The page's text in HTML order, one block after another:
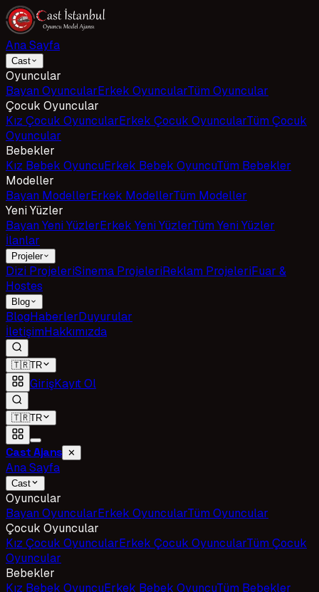
Ana Sayfa
Cast
Oyuncular
Bayan OyuncularErkek OyuncularTüm Oyuncular
Çocuk Oyuncular
Kız Çocuk OyuncularErkek Çocuk OyuncularTüm Çocuk
Oyuncular
Bebekler
Kız Bebek OyuncuErkek Bebek OyuncuTüm Bebekler
Modeller
Bayan ModellerErkek ModellerTüm Modeller
Yeni Yüzler
Bayan Yeni YüzlerErkek Yeni YüzlerTüm Yeni Yüzler
İlanlar
Projeler
Dizi ProjeleriSinema ProjeleriReklam ProjeleriFuar &
Hostes
Blog
BlogHaberlerDuyurular
İletişimHakkımızda
🇹🇷TR
GirişKayıt Ol
🇹🇷TR
Cast Ajans ✕
Ana Sayfa
Cast
Oyuncular
Bayan OyuncularErkek OyuncularTüm Oyuncular
Çocuk Oyuncular
Kız Çocuk OyuncularErkek Çocuk OyuncularTüm Çocuk
Oyuncular
Bebekler
Kız Bebek OyuncuErkek Bebek OyuncuTüm Bebekler